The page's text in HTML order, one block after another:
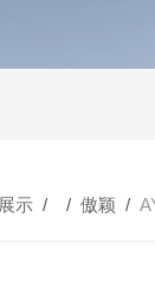
示 / / 傲颖 /